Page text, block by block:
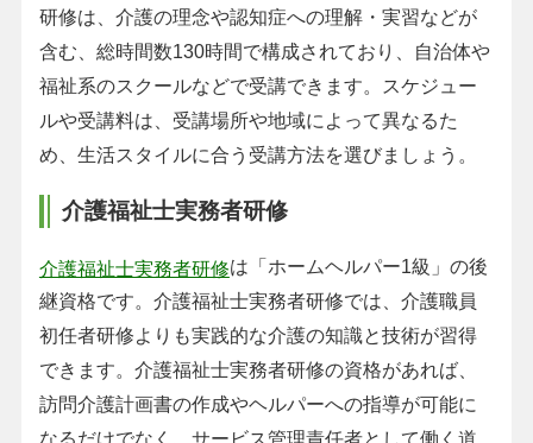
研修は、介護の理念や認知症への理解・実習などが
含む、総時間数130時間で構成されており、自治体や
福祉系のスクールなどで受講できます。スケジュー
ルや受講料は、受講場所や地域によって異なるた
め、生活スタイルに合う受講方法を選びましょう。
介護福祉士実務者研修
介護福祉士実務者研修は「ホームヘルパー1級」の後
継資格です。介護福祉士実務者研修では、介護職員
初任者研修よりも実践的な介護の知識と技術が習得
できます。介護福祉士実務者研修の資格があれば、
訪問介護計画書の作成やヘルパーへの指導が可能に
なるだけでなく、サービス管理責任者として働く道